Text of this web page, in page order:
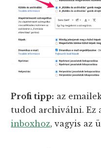
Profi tipp: az
tudod archiválni. Ez
inboxhoz, vagyis az